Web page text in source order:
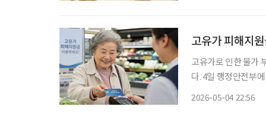
고유가 피해지
고유가로 인한 물가
다. 4일 행정안전부에 따르면 3일 24시 기준으로 246만6596명이 고유가 피해지원금을 신청
2026-05-04 22:56